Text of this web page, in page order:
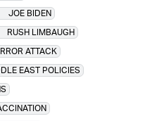
JOE BIDEN
RUSH LIMBAUGH
ATTACK
EAST POLICIES